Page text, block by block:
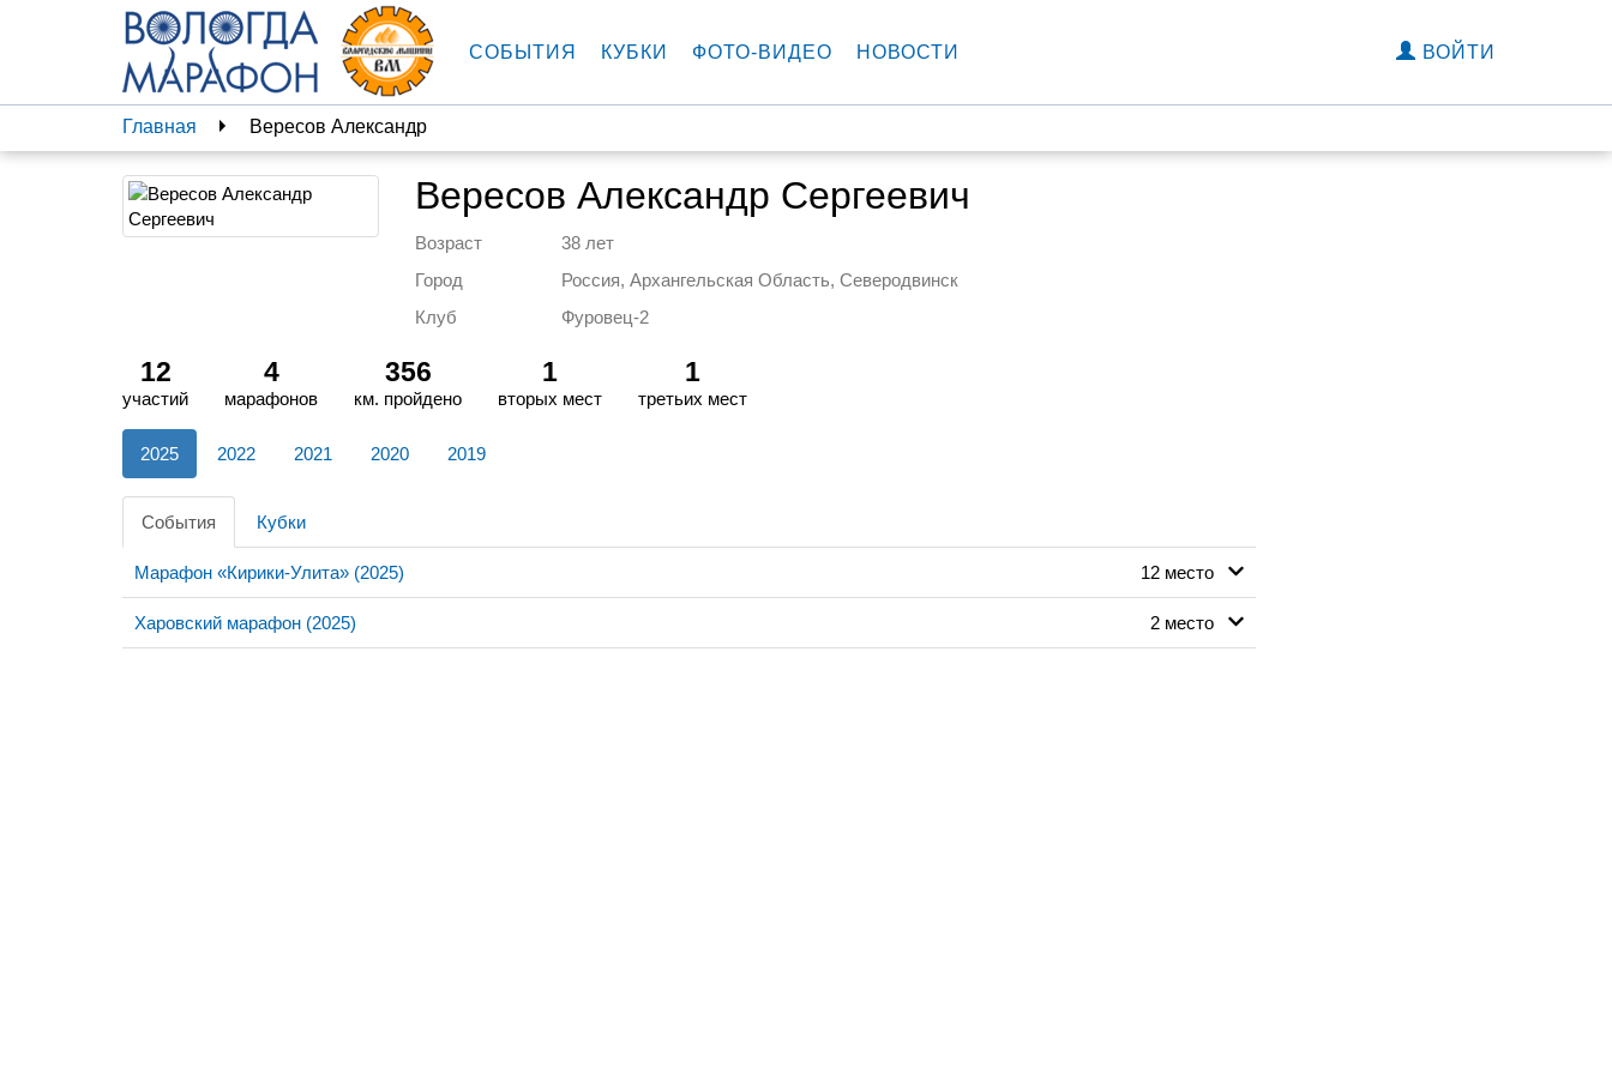
СОБЫТИЯ КУБКИ ФОТО-ВИДЕО НОВОСТИ ВОЙТИ
Главная Вересов Александр
Вересов Александр Сергеевич
Возраст
38 лет
Город
Россия, Архангельская Область, Северодвинск
Клуб
Фуровец-2
12
участий
4
марафонов
356
км. пройдено
1
вторых мест
1
третьих мест
2025 2022 2021 2020 2019
События Кубки
Марафон «Кирики-Улита» (2025) 12 место
Харовский марафон (2025) 2 место